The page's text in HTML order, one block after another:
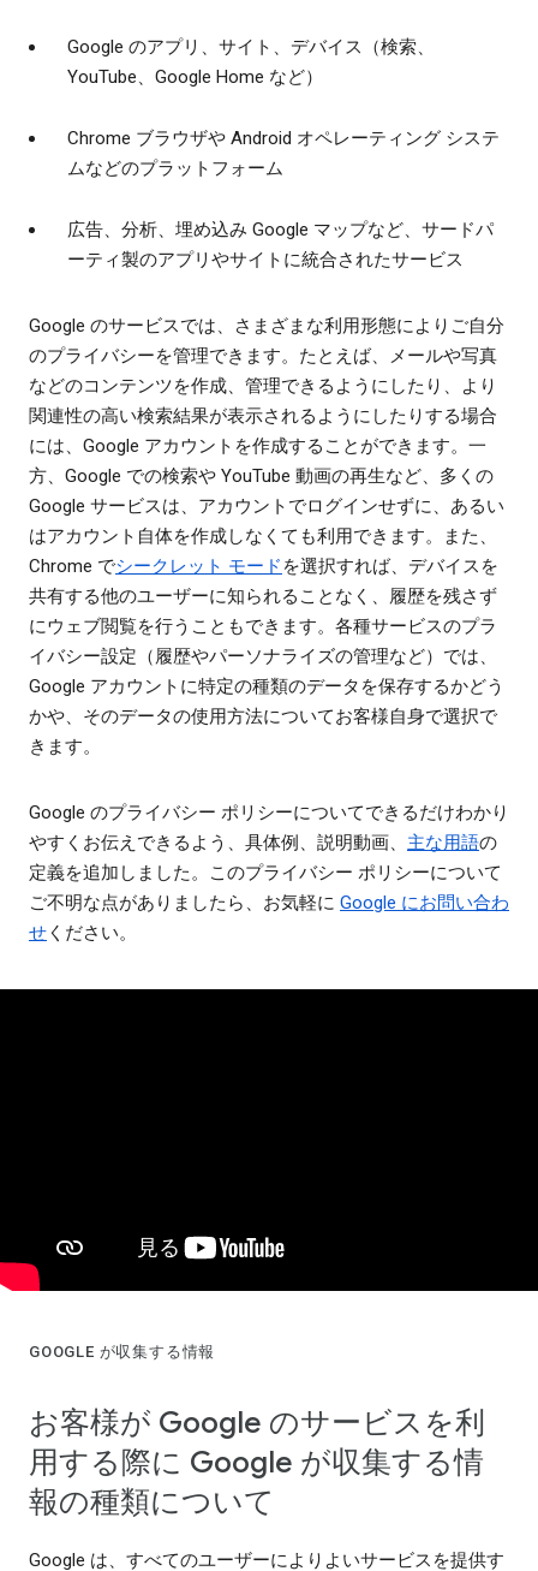
Google のアプリ、サイト、デバイス（検索、
YouTube、Google Home など）
Chrome ブラウザや Android オペレーティング システ
ムなどのプラットフォーム
広告、分析、埋め込み Google マップなど、サードパ
ーティ製のアプリやサイトに統合されたサービス
Google のサービスでは、さまざまな利用形態によりご自分
のプライバシーを管理できます。たとえば、メールや写真
などのコンテンツを作成、管理できるようにしたり、より
関連性の高い検索結果が表示されるようにしたりする場合
には、Google アカウントを作成することができます。一
方、Google での検索や YouTube 動画の再生など、多くの
Google サービスは、アカウントでログインせずに、あるい
はアカウント自体を作成しなくても利用できます。また、
Chrome でシークレット モード を選択すれば、デバイスを
共有する他のユーザーに知られることなく、履歴を残さず
にウェブ閲覧を行うこともできます。各種サービスのプラ
イバシー設定（履歴やパーソナライズの管理など）では、
Google アカウントに特定の種類のデータを保存するかどう
かや、そのデータの使用方法についてお客様自身で選択で
きます。
Google のプライバシー ポリシーについてできるだけわかり
やすくお伝えできるよう、具体例、説明動画、 主な用語の
定義を追加しました。このプライバシー ポリシーについて
ご不明な点がありましたら、お気軽に Google にお問い合わ
せ ください。
GOOGLE が収集する情報
お客様が Google のサービスを利
用する際に Google が収集する情
報の種類について
Google は、すべてのユーザーによりよいサービスを提供す